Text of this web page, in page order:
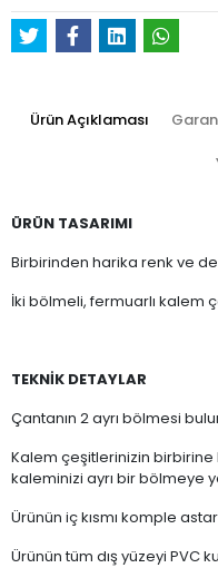
Ürün Açıklaması
ÜRÜN TASARIMI
Birbirinden harika renk ve
İki bölmeli, fermuarlı kalem
TEKNİK DETAYLAR
Çantanın 2 ayrı bölmesi
Kalem çeşitlerinizin birbirine
kaleminizi ayrı bir bölmeye
Ürünün iç kısmı komple
Ürünün tüm dış yüzeyi PVC